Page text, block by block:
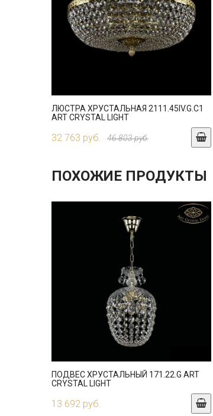
ЛЮСТРА ХРУСТАЛЬНАЯ 2111.45IV.G.C1
ART CRYSTAL LIGHT
32 763 руб. 46 803 руб.
ПОХОЖИЕ ПРОДУКТЫ
ПОДВЕС ХРУСТАЛЬНЫЙ 171.22.G ART
CRYSTAL LIGHT
13 692 руб.